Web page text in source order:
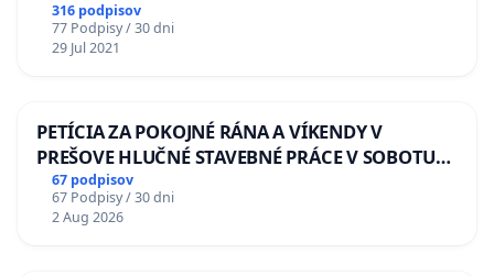
316 podpisov
77 Podpisy / 30 dni
29 Jul 2021
PETÍCIA ZA POKOJNÉ RÁNA A VÍKENDY V
PREŠOVE HLUČNÉ STAVEBNÉ PRÁCE V SOBOTU
LEN OD 9.00 DO 13.00 HOD., CEZ PRACOVNÝ
TÝŽDEŇ CIEĽ 8.00 – 18.00 HOD. A PRAVIDELNÁ
KONTROLA STAVBY C-AREA NA
67 podpisov
67 Podpisy / 30 dni
2 Aug 2026